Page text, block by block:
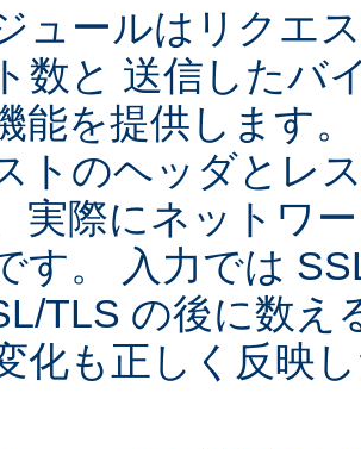
ュールはリクエ
数と 送信したバ
能を提供します
トのヘッダとレ
実際にネットワ
す。 入力では
TLS の後に数え
化も正しく反映